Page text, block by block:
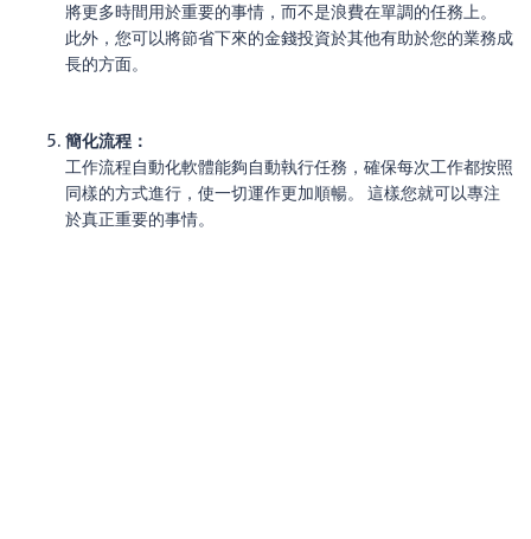
將更多時間用於重要的事情，而不是浪費在單調的任務上。
此外，您可以將節省下來的金錢投資於其他有助於您的業務成
長的方面。
簡化流程：
工作流程自動化軟體能夠自動執行任務，確保每次工作都按照
同樣的方式進行，使一切運作更加順暢。 這樣您就可以專注
於真正重要的事情。